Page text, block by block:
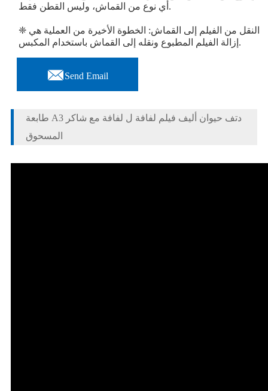
أي نوع من القماش، وليس القطن فقط.
❈ النقل من الفيلم إلى القماش: الخطوة الأخيرة من العملية هي
إزالة الفيلم المطبوع ونقله إلى القماش باستخدام المكبس.
Send Email
طابعة A3 دتف حيوان أليف فيلم لفافة ل لفافة مع شاكر
المسحوق